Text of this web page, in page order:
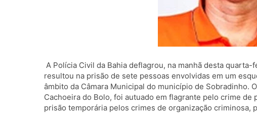
A Polícia Civil da Bahia deflagrou, na manhã desta
resultou na prisão de sete pessoas envolvidas em um
âmbito da Câmara Municipal do município de Sobradinho.
Cachoeira do Bolo, foi autuado em flagrante pelo crime
prisão temporária pelos crimes de organização criminosa,